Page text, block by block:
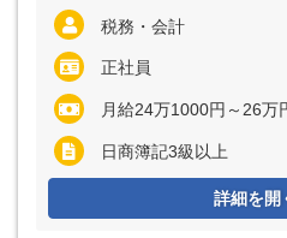
税務・会計
正社員
月給24万1000円～26万円 ※経験・能力など考慮の上、決定いたします ※上記に固定
日商簿記3級以上
詳細を開